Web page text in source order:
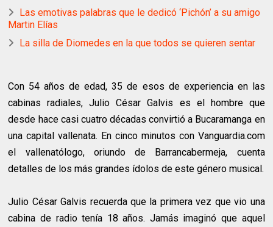
Las emotivas palabras que le dedicó ‘Pichón’ a su amigo
Martin Elías
La silla de Diomedes en la que todos se quieren sentar
Con 54 años de edad, 35 de esos de experiencia en las
cabinas radiales, Julio César Galvis es el hombre que
desde hace casi cuatro décadas convirtió a Bucaramanga en
una capital vallenata. En cinco minutos con Vanguardia.com
el vallenatólogo, oriundo de Barrancabermeja, cuenta
detalles de los más grandes ídolos de este género musical.
Julio César Galvis recuerda que la primera vez que vio una
cabina de radio tenía 18 años. Jamás imaginó que aquel